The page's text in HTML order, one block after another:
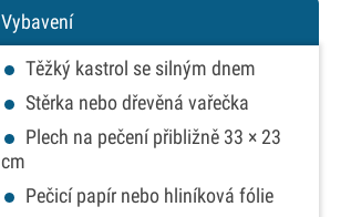
Vybavení
Těžký kastrol se silným dnem
Stěrka nebo dřevěná vařečka
Plech na pečení přibližně 33 × 23
cm
Pečicí papír nebo hliníková fólie